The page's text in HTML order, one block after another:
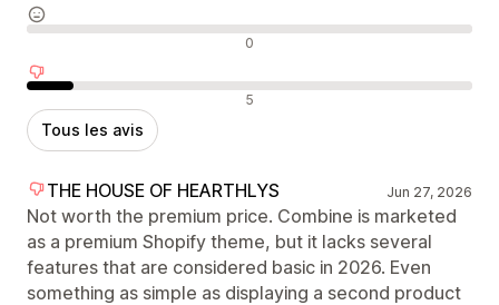
Avis neutres 0
Avis négatifs 5
Tous les avis
THE HOUSE OF HEARTHLYS Jun 27, 2026
Not worth the premium price. Combine is marketed
as a premium Shopify theme, but it lacks several
features that are considered basic in 2026. Even
something as simple as displaying a second product